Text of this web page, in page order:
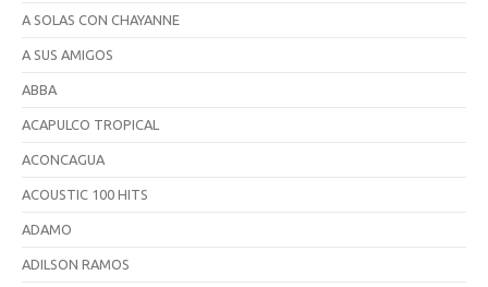
A SOLAS CON CHAYANNE
A SUS AMIGOS
ABBA
ACAPULCO TROPICAL
ACONCAGUA
ACOUSTIC 100 HITS
ADAMO
ADILSON RAMOS